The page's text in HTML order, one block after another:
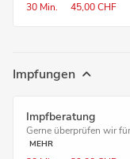
30 Min. 45,00 CHF
Impfungen
Impfberatung
Gerne überprüfen wir
MEHR